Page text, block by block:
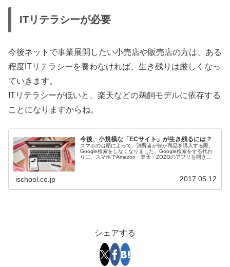
ITリテラシーが必要
今後ネットで事業展開したい小売店や販売店の方は、ある
程度ITリテラシーを養わなければ、生き残りは厳しくなっ
ていきます。
ITリテラシーが低いと、楽天などの鵜飼モデルに依存する
ことになりますからね。
今後、小規模な「ECサイト」が生き残るには？
スマホの台頭によって、消費者が何か商品を購入する際、
Google検索をしなくなりました。Google検索をする代わ
りに、スマホでAmazon・楽天・ZOZOのアプリを開き、
ischool.co.jp 2017.05.12
シェアする